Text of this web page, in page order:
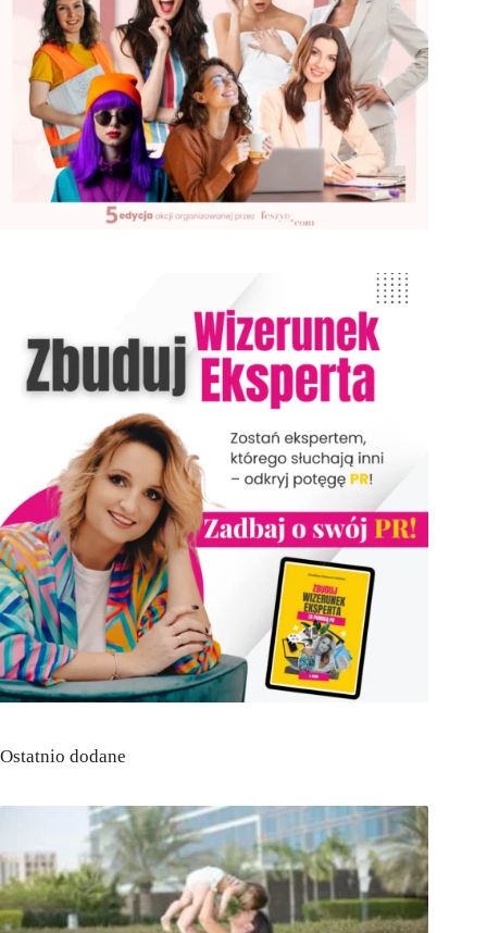
Ostatnio dodane